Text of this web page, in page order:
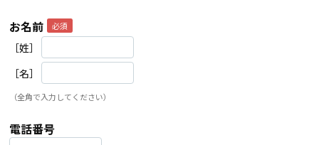
お名前
［姓］
［名］
（全角で入力してください）
電話番号